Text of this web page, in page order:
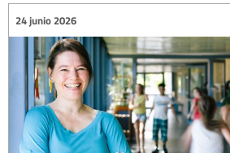
24 junio 2026